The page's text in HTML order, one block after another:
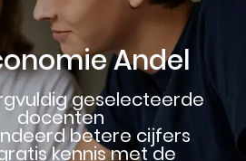
Andel
geselecteerde
docenten
betere cijfers
kennis met de